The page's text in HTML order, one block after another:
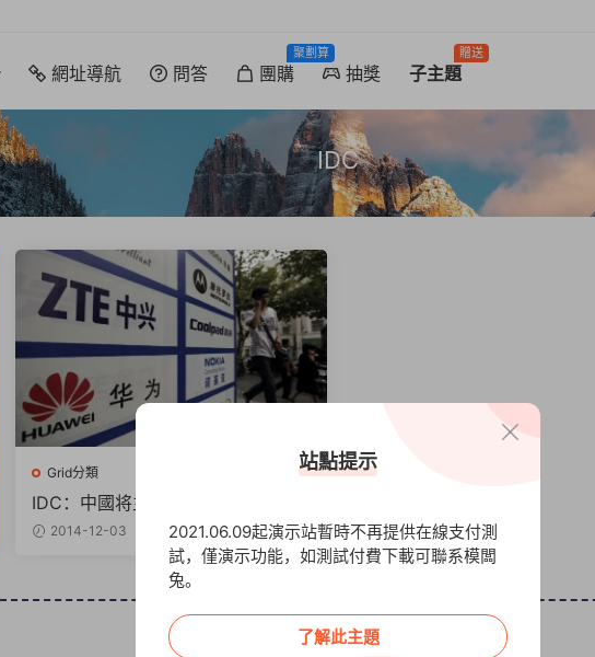
網址導航 問答 團購
聚劃算
抽獎 子主題
贈送
IDC
Grid分類
IDC：中國将主導 2015 年智能手機
市場2014-12-03 1.85k 1
分類頁可無限自定義分類法篩選
站點提示
2021.06.09起演示站暫時不再提供在線支付測
試，僅演示功能，如測試付費下載可聯系模闆
兔。
了解此主題